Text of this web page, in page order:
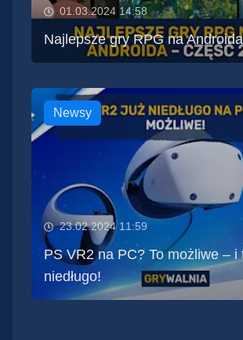
01.03.2024 14:58
Najlepsze gry RPG na
Newsy
23.02.2024 11:59
PS VR2 na PC? To możliwe – i
niedługo!